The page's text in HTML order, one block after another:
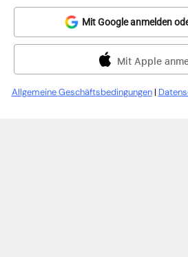
Mit Google anmelden
Mit Apple
Allgemeine Geschäftsbedingungen|